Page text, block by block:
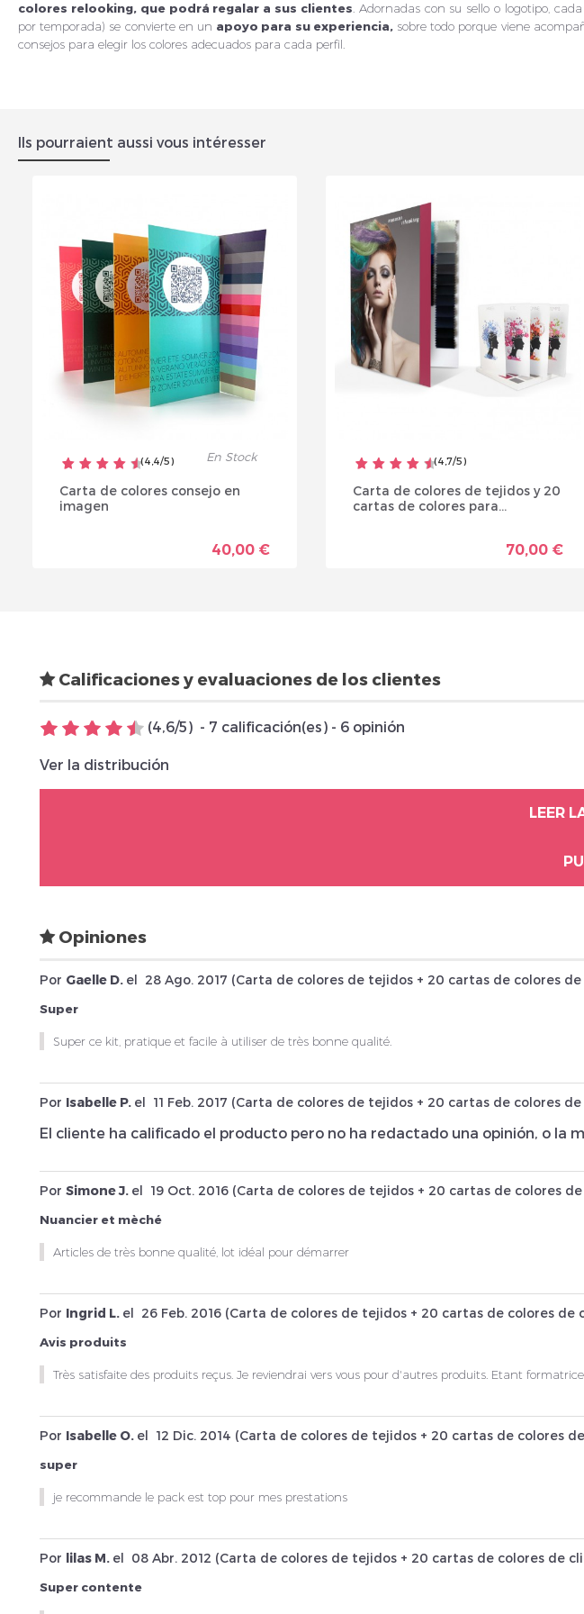
colores relooking, que podrá regalar a sus clientes . Adornadas con su sello o logotipo,
por temporada) se convierte en un apoyo para su experiencia,sobre todo porque viene
consejos para elegir los colores adecuados para cada perfil.
Ils pourraient aussi vous intéresser
(4,4/5) En Stock
Carta de colores consejo en
imagen
40,00 €
(4,7/5)
Carta de colores de tejidos y 20
cartas de colores para...
70,00 €
Calificaciones y evaluaciones de los clientes
(4,6/5) - 7 calificación(es) - 6 opinión
Ver la distribución
LEER
Opiniones
Por Gaelle D. el 28 Ago. 2017 (Carta de colores de tejidos + 20 cartas de colores
Super
Super ce kit, pratique et facile à utiliser de très bonne qualité.
Por Isabelle P. el 11 Feb. 2017 (Carta de colores de tejidos + 20 cartas de colores
El cliente ha calificado el producto pero no ha redactado una opinión, o la
Por Simone J. el 19 Oct. 2016 (Carta de colores de tejidos + 20 cartas de colores
Nuancier et mèché
Articles de très bonne qualité, lot idéal pour démarrer
Por Ingrid L. el 26 Feb. 2016 (Carta de colores de tejidos + 20 cartas de colores de
Avis produits
Très satisfaite des produits reçus. Je reviendrai vers vous pour d'autres produits. Etant
Por Isabelle O. el 12 Dic. 2014 (Carta de colores de tejidos + 20 cartas de colores
super
je recommande le pack est top pour mes prestations
Por lilas M. el 08 Abr. 2012 (Carta de colores de tejidos + 20 cartas de colores de
Super contente